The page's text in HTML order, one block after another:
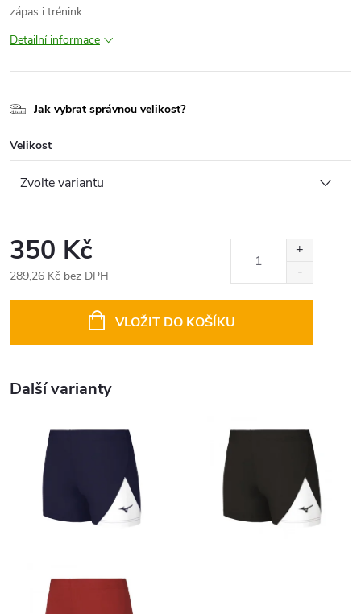
zápas i trénink.
Detailní informace
Jak vybrat správnou velikost?
Velikost
350 Kč
289,26 Kč bez DPH
VLOŽIT DO KOŠÍKU
Další varianty